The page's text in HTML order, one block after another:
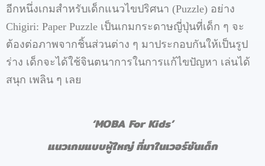
อีกหนึ่งเกมสำหรับเด็กแนวไขปริศนา (Puzzle) อย่าง
Chigiri: Paper Puzzle เป็นเกมกระดาษญี่ปุ่นที่เด็ก ๆ จะ
ต้องต่อภาพจากชิ้นส่วนต่าง ๆ มาประกอบกันให้เป็นรูป
ร่าง เด็กจะได้ใช้จินตนาการในการแก้ไขปัญหา เล่นได้
สนุก เพลิน ๆ เลย
‘MOBA For Kids’
แนวเกมแบบผู้ใหญ่ ที่มาในเวอร์ชันเด็ก